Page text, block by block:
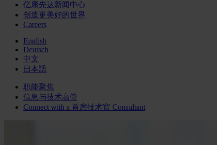
亿康先达新闻中心
创造更美好的世界
Careers
English
Deutsch
中文
日本語
职能聚焦
信息与技术高管
Connect with a 首席技术官 Consultant